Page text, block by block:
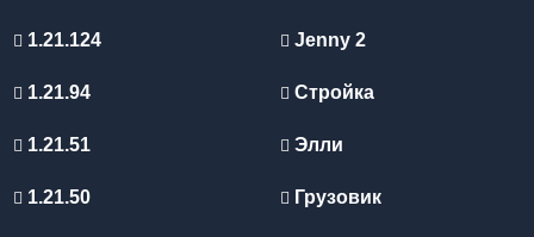
1.21.124
1.21.94
1.21.51
1.21.50
Jenny 2
Стройка
Элли
Грузовик